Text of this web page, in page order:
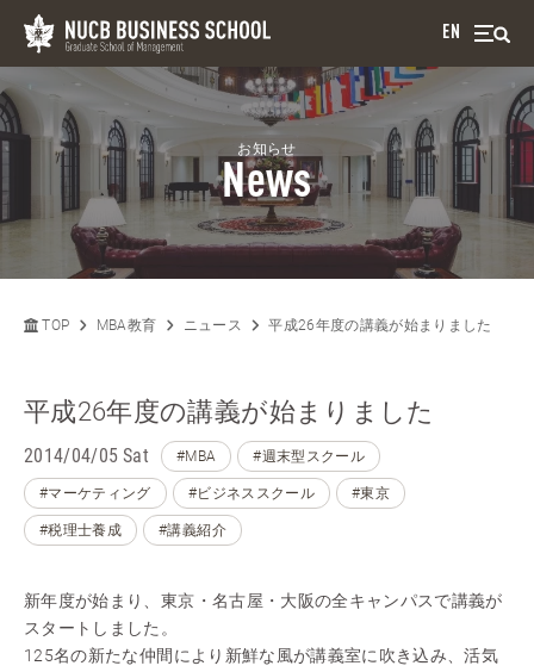
EN
お知らせ
News
TOP MBA教育 ニュース 平成26年度の講義が始まりました
平成26年度の講義が始まりました
2014/04/05 Sat #MBA #週末型スクール
#マーケティング #ビジネススクール #東京
#税理士養成 #講義紹介
新年度が始まり、東京・名古屋・大阪の全キャンパスで講義が
スタートしました。
125名の新たな仲間により新鮮な風が講義室に吹き込み、活気